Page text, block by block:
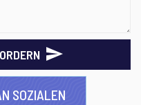
SOZIALEN